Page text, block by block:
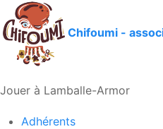
Chifoumi -
Jouer à Lamballe-Armor
Adhérents